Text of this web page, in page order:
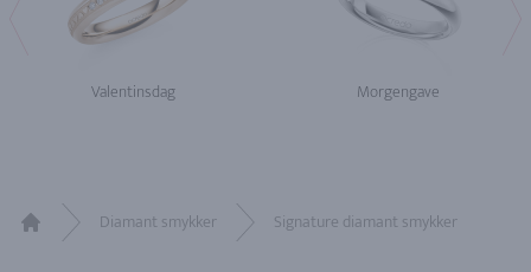
Valentinsdag Morgengave
Diamant smykker Signature diamant smykker